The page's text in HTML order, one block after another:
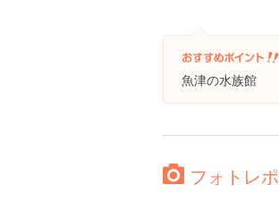
魚津の水族館
フォトレポ